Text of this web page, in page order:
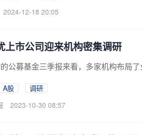
2024-12-18 20:05
上市公司迎来机构密集调研
公募基金三季报来看，多家机构布局
A股
调研
2023-10-30 08:57